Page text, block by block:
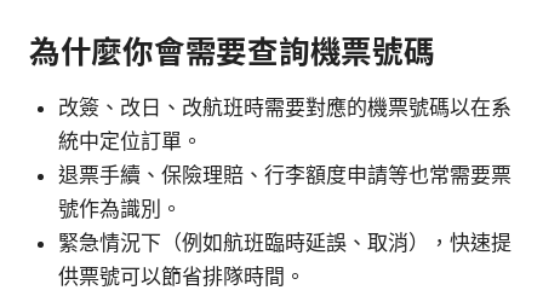
為什麼你會需要查詢機票號碼
改簽、改日、改航班時需要對應的機票號碼以在系
統中定位訂單。
退票手續、保險理賠、行李額度申請等也常需要票
號作為識別。
緊急情況下（例如航班臨時延誤、取消），快速提
供票號可以節省排隊時間。